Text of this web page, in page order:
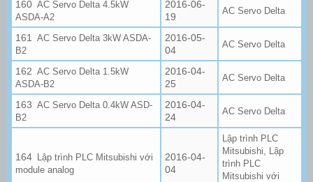
AC Servo Delta 4.5kW
ASDA-A2
2016-06-
19
AC Servo Delta
AC Servo Delta 3kW ASDA-
B2
2016-05-
04
AC Servo Delta
AC Servo Delta 1.5kW
ASDA-B2
2016-04-
25
AC Servo Delta
AC Servo Delta 0.4kW ASD-
B2
2016-04-
24
AC Servo Delta
Lập trình PLC Mitsubishi với
module analog
2016-04-
04
Lập trình PLC
Mitsubishi
Lập
trình PLC
Mitsubishi với